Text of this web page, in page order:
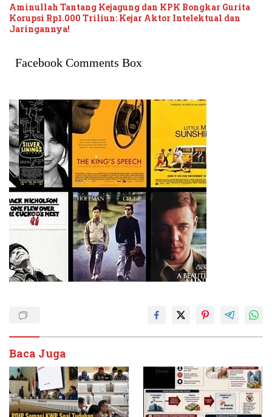
Aminullah Tantang Kejagung dan KPK Bongkar Gurita
Korupsi Rp1.000 Triliun: Kejar Aktor Intelektual dan
Jaringannya!
Facebook Comments Box
Baca Juga